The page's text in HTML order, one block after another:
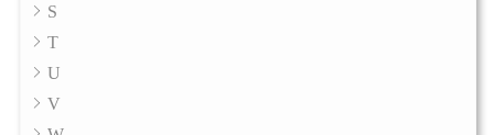
S
T
U
V